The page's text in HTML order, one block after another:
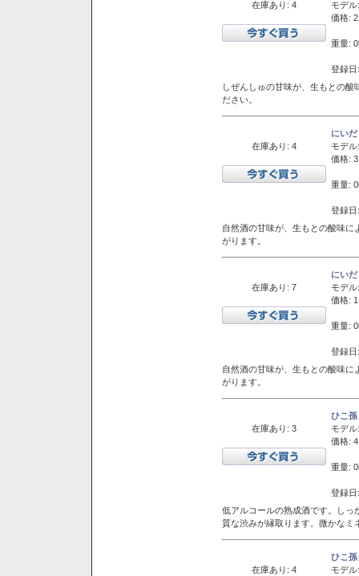
在庫あり: 4
モデル:
価格:
重量:
登録
しぜんしゅの甘味が、生もとの
ださい。
在庫あり: 4
にい
モデル:
価格:
重量:
登録
自然酒の甘味が、生もとの酸味
がります。
在庫あり: 7
にい
モデル:
価格:
重量:
登録
自然酒の甘味が、生もとの酸味
がります。
在庫あり: 3
ひこ
モデル:
価格:
重量:
登録
低アルコールの熟成酒です。しっ
質な渋みが縁取ります。微かなミ
在庫あり: 4
ひこ
モデル: